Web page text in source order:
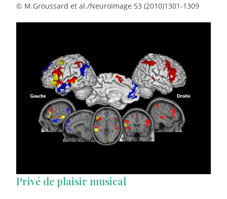
© M.Groussard et al./NeuroImage 53 (2010)1301-1309
Privé de plaisir musical